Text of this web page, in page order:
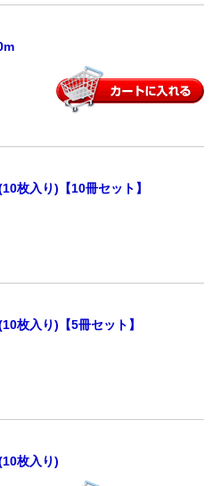
枚入り)【10冊セット】
枚入り)【5冊セット】
枚入り)